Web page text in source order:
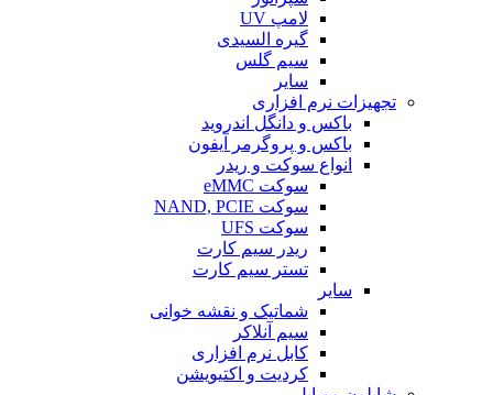
لامپ UV
گیره السیدی
سیم گلس
سایر
تجهیزات نرم افزاری
باکس و دانگل اندروید
باکس و پروگرمر آیفون
انواع سوکت و ریدر
سوکت eMMC
سوکت NAND, PCIE
سوکت UFS
ریدر سیم کارت
تستر سیم کارت
سایر
شماتیک و نقشه خوانی
سیم آنلاکر
کابل نرم افزاری
کردیت و اکتیویشن